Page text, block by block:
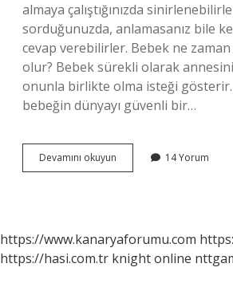
almaya çalıştığınızda
sorduğunuzda, anlamasanız bile
cevap verebilirler. Bebek ne
olur? Bebek sürekli olarak
onunla birlikte olma isteği
bebeğin dünyayı güvenli bir…
Devamını okuyun
Aylık
14 Yorum
https://www.kanaryaforumu.com
https://hasi.com.tr knight online